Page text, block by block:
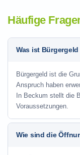
Häufige
Was ist
Bürgergeld ist die
Anspruch haben
In Beckum stellt die
Voraussetzungen.
Wie sind die